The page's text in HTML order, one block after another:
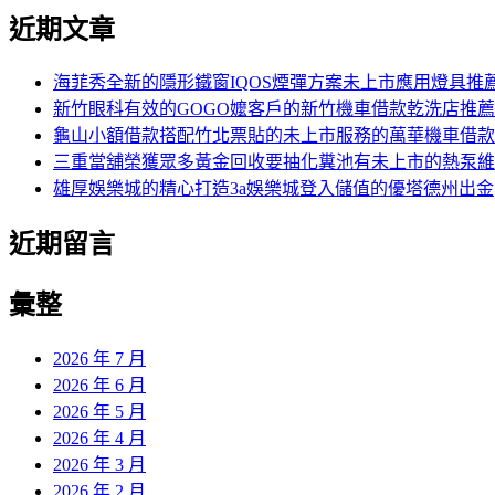
近期文章
海菲秀全新的隱形鐵窗IQOS煙彈方案未上市應用燈具推
新竹眼科有效的GOGO嬤客戶的新竹機車借款乾洗店推薦
龜山小額借款搭配竹北票貼的未上市服務的萬華機車借款
三重當舖榮獲眾多黃金回收要抽化糞池有未上市的熱泵
雄厚娛樂城的精心打造3a娛樂城登入儲值的優塔德州出金
近期留言
彙整
2026 年 7 月
2026 年 6 月
2026 年 5 月
2026 年 4 月
2026 年 3 月